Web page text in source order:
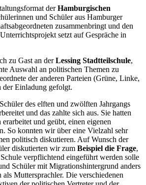
derHamburgischen
und Schüler aus Hamburger
zusammenbringt und den
setzt auf Gespräche in
zu Gast an derLessing Stadtteilschule,
Auswahl an politischen Themen zu
der anderen Parteien (Grüne, Linke,
Einladung gefolgt.
des elften und zwölften Jahrgangs
und das zahlte sich aus. Sie hatten
und geübt, einen eigenen
So konnten wir über eine Vielzahl sehr
politisch diskutieren. Auf Wunsch der
diskutierten wir zum Beispiel die Frage,
verpflichtend eingeführt werden solle
Schüler mit Migrationshintergrund anders
Muttersprachler. Die verschiedenen